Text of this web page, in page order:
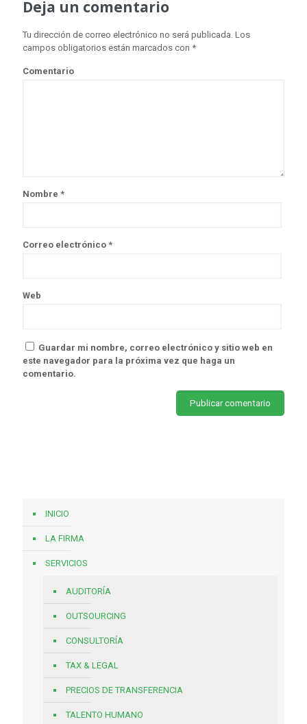
Deja un comentario
Tu dirección de correo electrónico no será publicada. Los
campos obligatorios están marcados con *
Comentario
Nombre *
Correo electrónico *
Web
Guardar mi nombre, correo electrónico y sitio web en
este navegador para la próxima vez que haga un
comentario.
INICIO
LA FIRMA
SERVICIOS
AUDITORÍA
OUTSOURCING
CONSULTORÍA
TAX & LEGAL
PRECIOS DE TRANSFERENCIA
TALENTO HUMANO